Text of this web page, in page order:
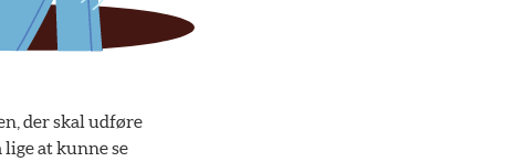
der skal udføre
lige at kunne se